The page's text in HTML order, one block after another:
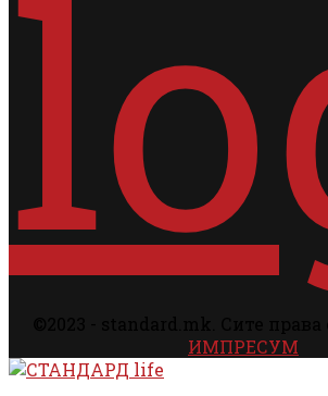
ИМПРЕСУМ
Facebook
Instagram
Email
Rss